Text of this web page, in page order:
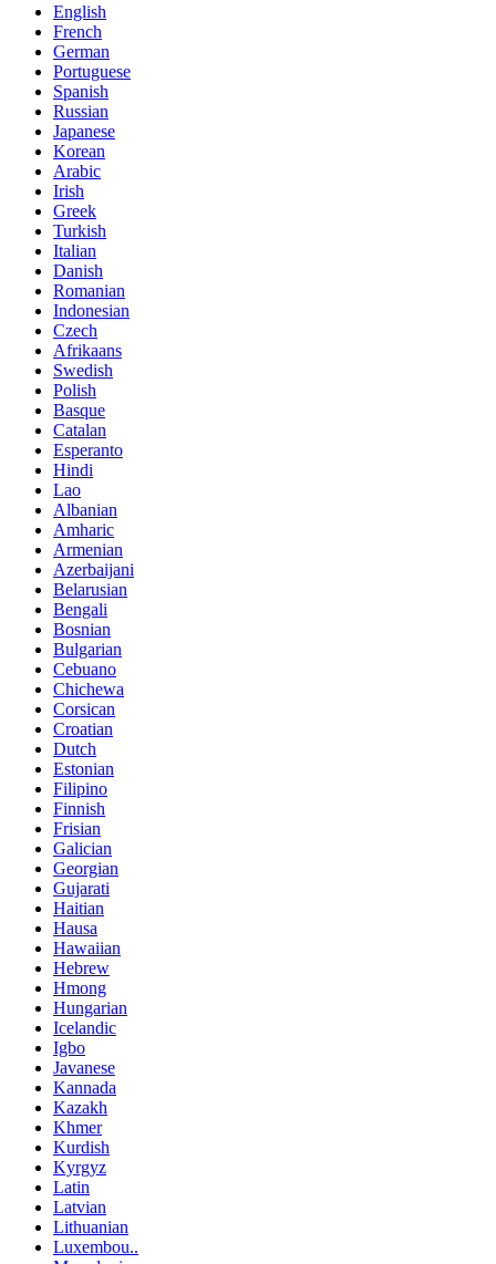
English
French
German
Portuguese
Spanish
Russian
Japanese
Korean
Arabic
Irish
Greek
Turkish
Italian
Danish
Romanian
Indonesian
Czech
Afrikaans
Swedish
Polish
Basque
Catalan
Esperanto
Hindi
Lao
Albanian
Amharic
Armenian
Azerbaijani
Belarusian
Bengali
Bosnian
Bulgarian
Cebuano
Chichewa
Corsican
Croatian
Dutch
Estonian
Filipino
Finnish
Frisian
Galician
Georgian
Gujarati
Haitian
Hausa
Hawaiian
Hebrew
Hmong
Hungarian
Icelandic
Igbo
Javanese
Kannada
Kazakh
Khmer
Kurdish
Kyrgyz
Latin
Latvian
Lithuanian
Luxembou..